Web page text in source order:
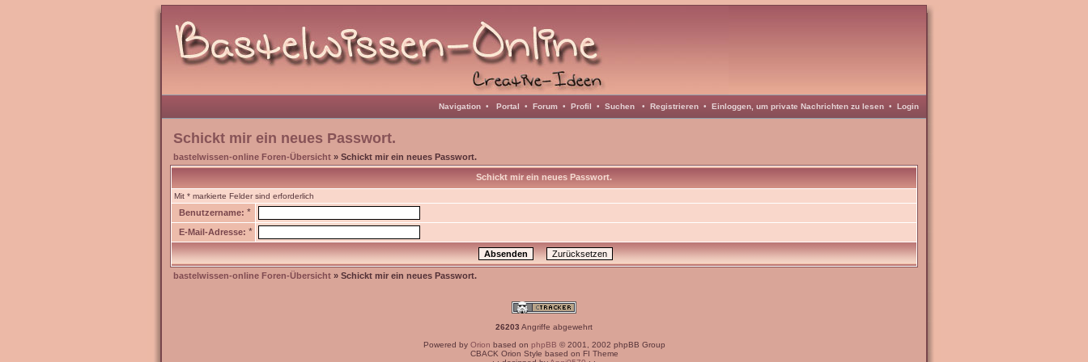
Navigation • Portal • Forum • Profil • Suchen • Registrieren • Einloggen, um private Nachrichten zu lesen • Login
Schickt mir ein neues Passwort.
bastelwissen-online Foren-Übersicht » Schickt mir ein neues Passwort.
Schickt mir ein neues Passwort.
Mit * markierte Felder sind erforderlich
Benutzername: *
E-Mail-Adresse: *
bastelwissen-online Foren-Übersicht » Schickt mir ein neues Passwort.
26203 Angriffe abgewehrt
Powered by Orion based on phpBB © 2001, 2002 phpBB Group
CBACK Orion Style based on FI Theme